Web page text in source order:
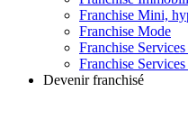
Franchise Mini,
Franchise Mode
Franchise
Franchise
Devenir franchisé